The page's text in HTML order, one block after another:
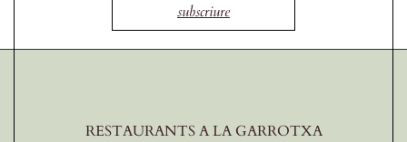
subscriure
RESTAURANTS A LA GARROTXA